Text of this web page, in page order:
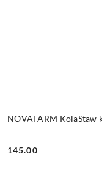
NOVAFARM
Cena:
145.00